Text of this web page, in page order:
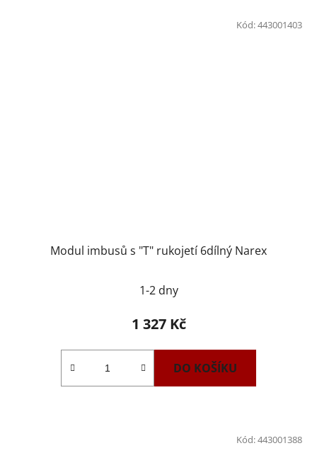
Modul imbusů s "T" rukojetí 6dílný Narex
1-2 dny
1 327 Kč
DO KOŠÍKU
Kód:443001403
Kód:443001388